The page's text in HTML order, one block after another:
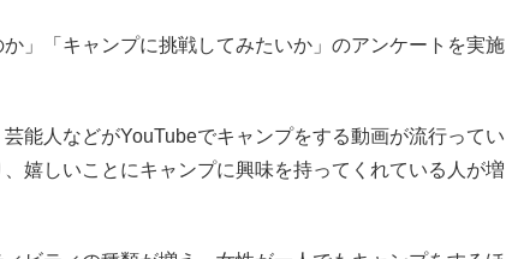
」「キャンプに挑戦してみたいか」のアンケートを実施
能人などがYouTubeでキャンプをする動画が流行ってい
嬉しいことにキャンプに興味を持ってくれている人が増